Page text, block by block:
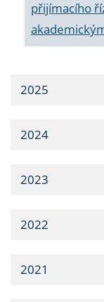
přijímacího
2025
2024
2023
2022
2021